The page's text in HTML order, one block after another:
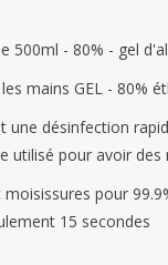
500ml - 80% - gel
mains GEL - 80%
une désinfection
utilisé pour avoir
pour
15 secondes